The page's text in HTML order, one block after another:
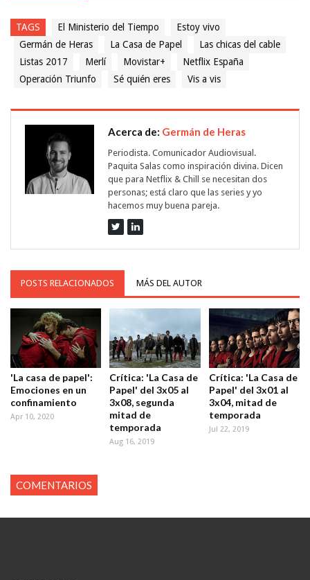
TAGS El Ministerio del Tiempo
Estoy vivo
Germán de Heras
La Casa de Papel
Las chicas del cable
Listas 2017
Merlí Movistar+
Netflix España
Operación Triunfo
Sé quién eres Vis a vis
Acerca de: Germán de Heras
Periodista. Comunicador Audiovisual.
Paquita Salas como inspiración divina. Dicen
que para Netflix & Chill se necesitan dos
personas; está claro que las series y yo
hacemos muy buena pareja.
POSTS RELACIONADOS MÁS DEL AUTOR
'La casa de papel':
Emociones en un
confinamiento
Apr 10, 2020
Crítica: 'La Casa de
Papel' del 3x05 al
3x08, segunda
mitad de
temporada
Aug 16, 2019
Crítica: 'La Casa de
Papel' del 3x01 al
3x04, mitad de
temporada
Jul 22, 2019
COMENTARIOS